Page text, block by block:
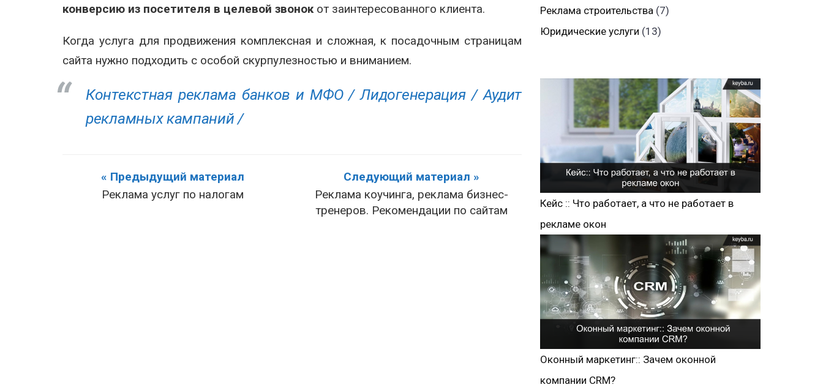
конверсию из посетителя в целевой звонокот заинтересованного клиента.
Когда услуга для продвижения комплексная и сложная, к посадочным страницам
сайта нужно подходить с особой скурпулезностью и вниманием.
Контекстная реклама банков и МФО /Лидогенерация / Аудит
рекламных кампаний /
« Предыдущий материал
Реклама услуг по налогам
Следующий материал »
Реклама коучинга, реклама бизнес-
тренеров. Рекомендации по сайтам
Реклама строительства (7)
Юридические услуги (13)
Кейс :: Что работает, а что не работает в
рекламе окон
Оконный маркетинг:: Зачем оконной
компании CRM?